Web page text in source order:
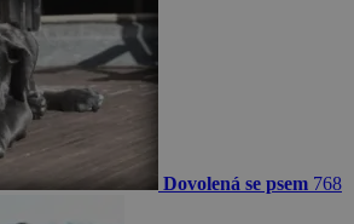
Dovolená se psem 768